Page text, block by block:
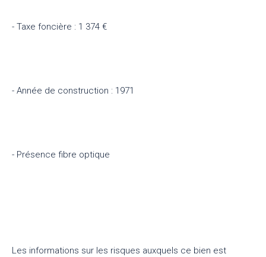
- Taxe foncière : 1 374 €
- Année de construction : 1971
- Présence fibre optique
Les informations sur les risques auxquels ce bien est